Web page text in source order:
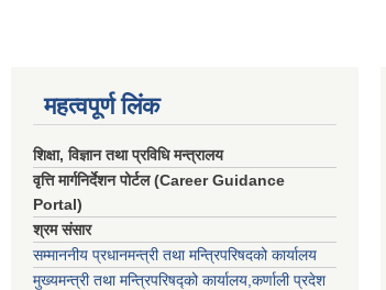
महत्वपूर्ण लिंक
शिक्षा, विज्ञान तथा प्रविधि मन्त्रालय
वृत्ति मार्गनिर्देशन पोर्टल (Career Guidance
Portal)
श्रम संसार
सम्माननीय प्रधानमन्त्री तथा मन्त्रिपरिषद‌को कार्यालय
मुख्यमन्त्री तथा मन्त्रिपरिषद्को कार्यालय,कर्णाली प्रदेश